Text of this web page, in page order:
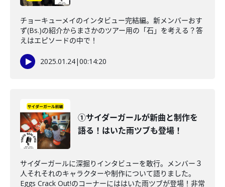
チョーキューメイのインタビュー完結編。新メンバーおす
ず(Bs.)の紹介からまさかのツアー用の「石」を考える？答
えはエピソードの中で！
2025.01.24|00:14:20
①サイダーガールが新曲と制作を
語る！はいた雨ツブも登場！
サイダーガールに深掘りインタビューを敢行。メンバー３
人それそれのキャラクターや制作について語りました。
Eggs Crack Out!のコーナーにははいた雨ツブが登場！非常